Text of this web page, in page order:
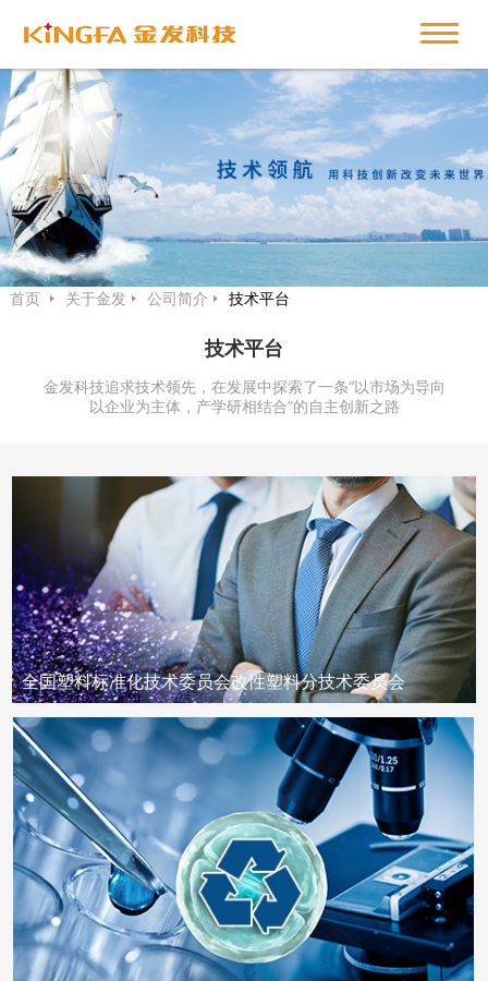
首页 关于金发 公司简介 技术平台
技术平台
金发科技追求技术领先，在发展中探索了一条“以市场为导向
以企业为主体，产学研相结合”的自主创新之路
全国塑料标准化技术委员会改性塑料分技术委员会